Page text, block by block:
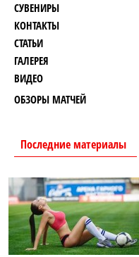
СУВЕНИРЫ
КОНТАКТЫ
СТАТЬИ
ГАЛЕРЕЯ
ВИДЕО
ОБЗОРЫ МАТЧЕЙ
Последние материалы